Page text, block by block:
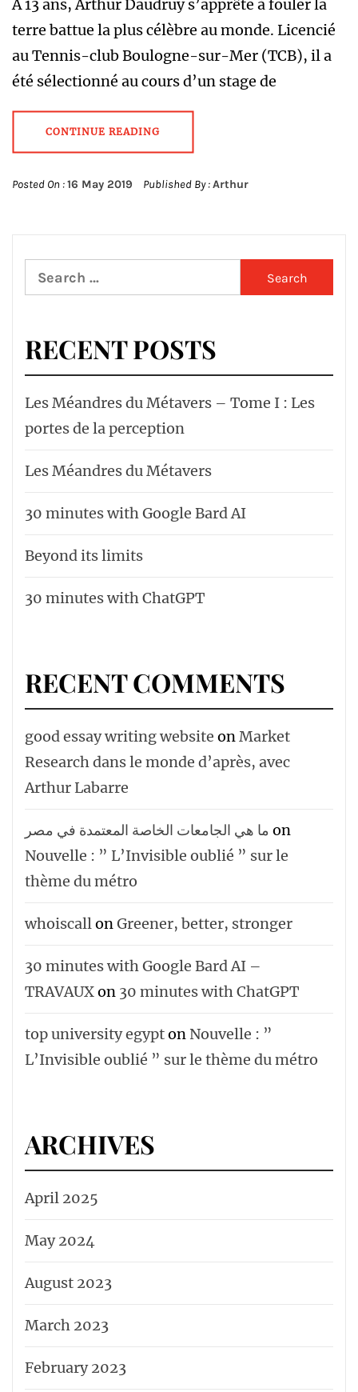
À 13 ans, Arthur Daudruy s’apprête à fouler la
terre battue la plus célèbre au monde. Licencié
au Tennis-club Boulogne-sur-Mer (TCB), il a
été sélectionné au cours d’un stage de
CONTINUE READING
Posted On :16 May 2019 Published By :Arthur
Search
for:
RECENT POSTS
Les Méandres du Métavers – Tome I : Les
portes de la perception
Les Méandres du Métavers
30 minutes with Google Bard AI
Beyond its limits
30 minutes with ChatGPT
RECENT COMMENTS
good essay writing website onMarket
Research dans le monde d’après, avec
Arthur Labarre
ما هي الجامعات الخاصة المعتمدة في مصر on
Nouvelle : ” L’Invisible oublié ” sur le
thème du métro
whoiscallonGreener, better, stronger
30 minutes with Google Bard AI –
TRAVAUXon 30 minutes with ChatGPT
top university egypton Nouvelle : ”
L’Invisible oublié ” sur le thème du métro
ARCHIVES
April 2025
May 2024
August 2023
March 2023
February 2023